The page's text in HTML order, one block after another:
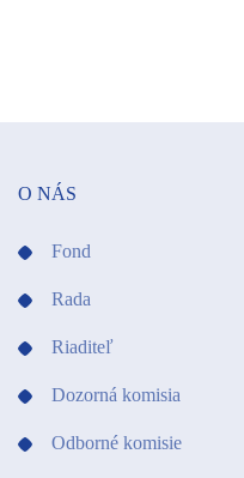
O NÁS
Fond
Rada
Riaditeľ
Dozorná komisia
Odborné komisie